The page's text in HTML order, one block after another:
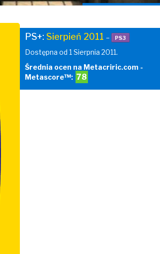
PS+: Sierpień 2011 – PS3
Dostępna od 1 Sierpnia 2011.
Średnia ocen na Metacriric.com -
Metascore™: 78